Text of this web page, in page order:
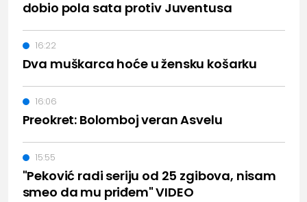
dobio pola sata protiv Juventusa
Dva muškarca hoće u žensku košarku
16:22
Preokret: Bolomboj veran Asvelu
16:06
"Peković radi seriju od 25 zgibova, nisam
smeo da mu priđem" VIDEO
15:55